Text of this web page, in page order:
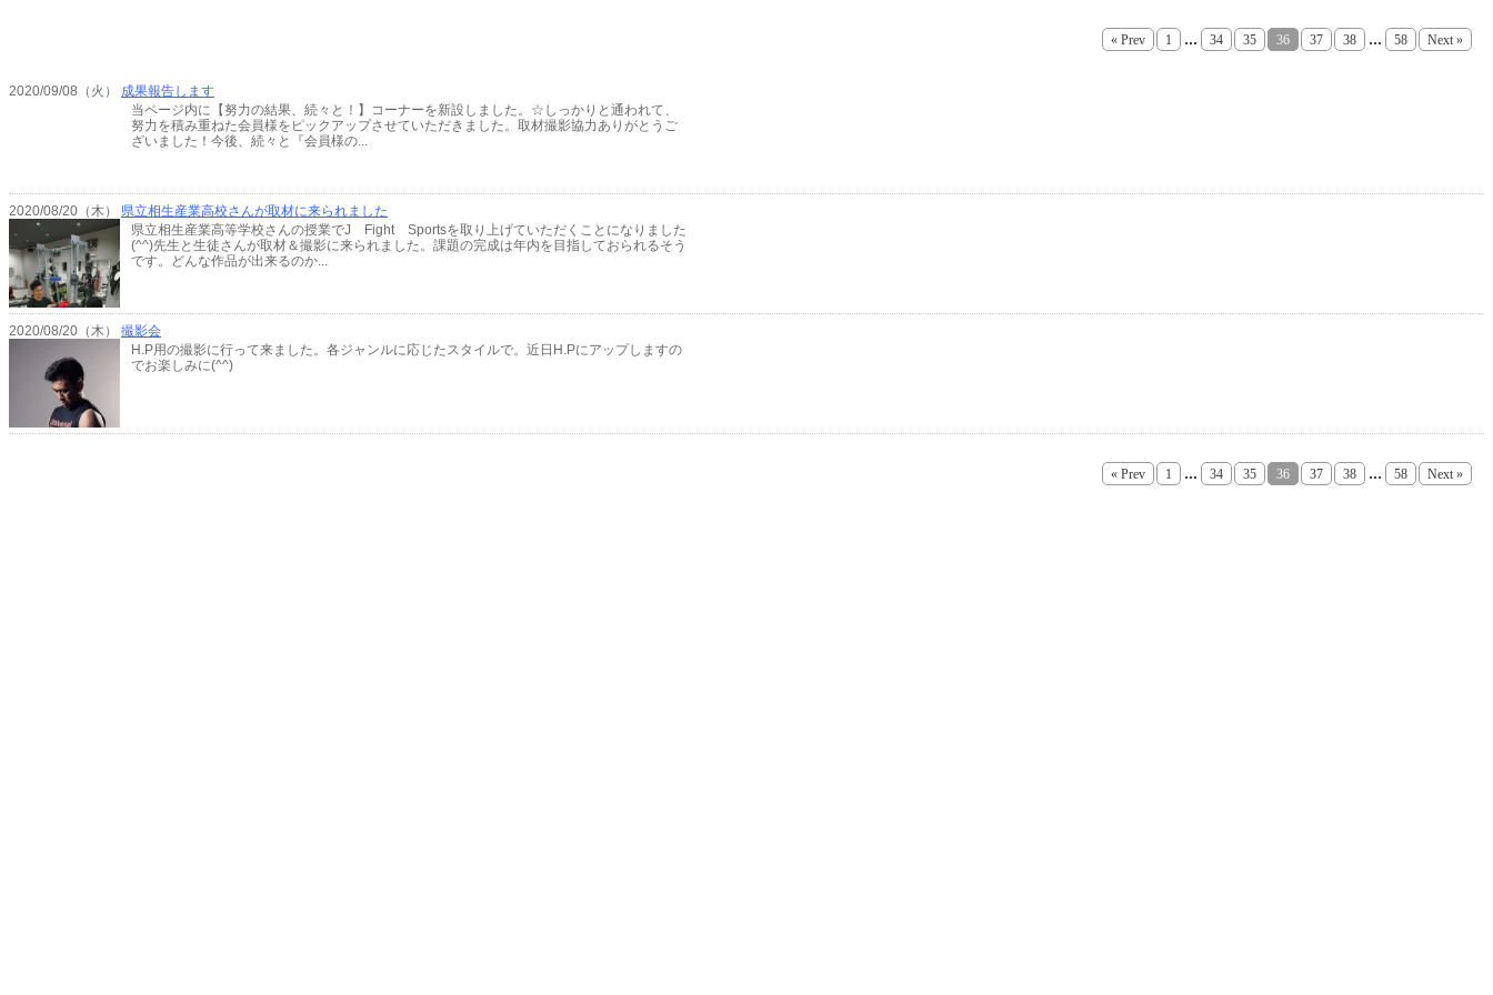
« Prev 1 ... 34 35 36 37 38 ... 58 Next »
2020/09/08（火）
成果報告します
当ページ内に【努力の結果、続々と！】コーナーを新設しました。☆しっかりと通われて、
努力を積み重ねた会員様をピックアップさせていただきました。取材撮影協力ありがとうご
ざいました！今後、続々と『会員様の...
2020/08/20（木）
県立相生産業高校さんが取材に来られました
県立相生産業高等学校さんの授業でJ Fight Sportsを取り上げていただくことになりました
(^^)先生と生徒さんが取材＆撮影に来られました。課題の完成は年内を目指しておられるそう
です。どんな作品が出来るのか...
2020/08/20（木）
撮影会
H.P用の撮影に行って来ました。各ジャンルに応じたスタイルで。近日H.Pにアップしますの
でお楽しみに(^^)
« Prev 1 ... 34 35 36 37 38 ... 58 Next »